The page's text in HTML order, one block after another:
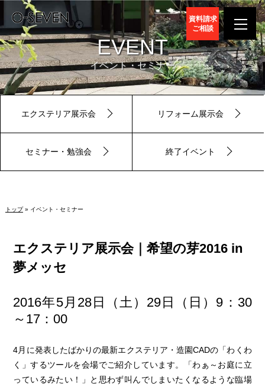
資料請求
ご相談
EVENT
イベント・セミナー
エクステリア展示会 リフォーム展示会
セミナー・勉強会 終了イベント
トップ» イベント・セミナー
エクステリア展示会｜希望の芽2016 in
夢メッセ
2016年5月28日（土）29日（日）9：30
～17：00
4月に発表したばかりの最新エクステリア・造園CADの「わくわ
く」するツールを会場でご紹介しています。「わぁ～お庭に立
っているみたい！」と思わず叫んでしまいたくなるような臨場